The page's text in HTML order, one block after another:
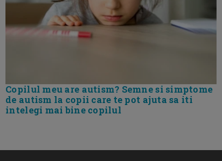
Copilul meu are autism? Semne si simptome
de autism la copii care te pot ajuta sa iti
intelegi mai bine copilul